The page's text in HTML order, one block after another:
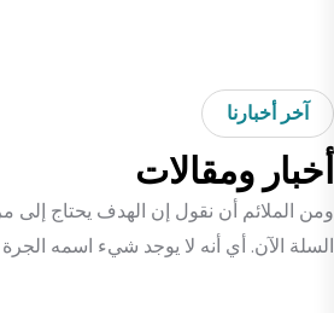
آخر أخبارنا
أخبار ومقالات
ومن الملائم أن نقول إن الهدف يحتاج إلى
السلة الآن. أي أنه لا يوجد شيء اسمه